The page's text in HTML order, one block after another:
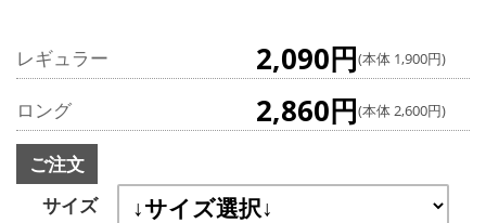
レギュラー 2,090円(本体 1,900円)
ロング 2,860円(本体 2,600円)
ご注文
サイズ